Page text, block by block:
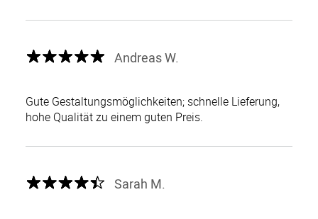
Andreas W.
Gute Gestaltungsmöglichkeiten; schnelle Lieferung,
hohe Qualität zu einem guten Preis.
Sarah M.